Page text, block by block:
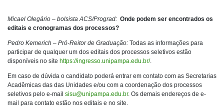
Micael Olegário – bolsista ACS/Prograd: Onde podem ser encontrados os
editais e cronogramas dos processos?
Pedro Kemerich – Pró-Reitor de Graduação: Todas as informações para
participar de qualquer um dos editais dos processos seletivos estão
disponíveis no site https://ingresso.unipampa.edu.br/.
Em caso de dúvida o candidato poderá entrar em contato com as Secretarias
Acadêmicas das das Unidades e/ou com a coordenação dos processos
seletivos pelo e-mail sisu@unipampa.edu.br. Os demais endereços de e-
mail para contato estão nos editais e no site.